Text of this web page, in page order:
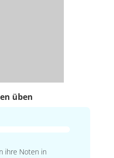
üben
ihre Noten in